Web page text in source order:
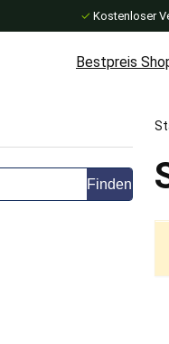
✓ Kostenloser
Bestpreis
Finden